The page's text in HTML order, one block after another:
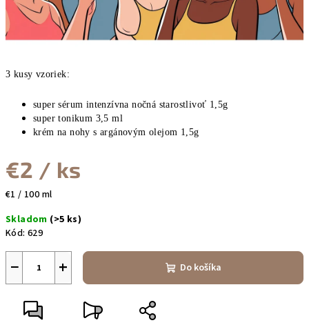
3 kusy vzoriek:
super sérum intenzívna nočná starostlivoť 1,5g
super tonikum 3,5 ml
krém na nohy s argánovým olejom 1,5g
€2 / ks
Jednotková
€1 / 100 ml
Skladom (>5 ks)
Kód: 629
+
− Do košíka